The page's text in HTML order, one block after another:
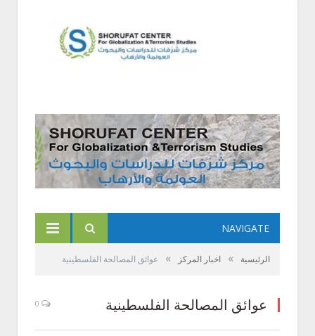
NAVIGATE
الرئيسية » اخبار المركز » عوائق المصالحة الفلسطينية
عوائق المصالحة الفلسطينية